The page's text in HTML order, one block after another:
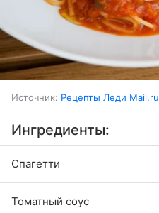
Источник: Рецепты Леди Mail.ru
Ингредиенты:
Спагетти
Томатный соус